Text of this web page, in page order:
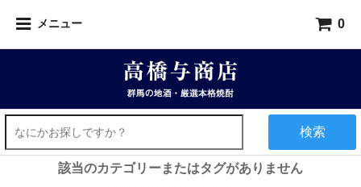
メニュー 0
検索
該当のカテゴリーまたはタグがありません